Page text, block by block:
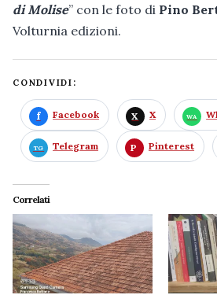
di Molise” con le foto di Pino
Volturnia edizioni.
CONDIVIDI:
Facebook X
Telegram Pinterest
Correlati